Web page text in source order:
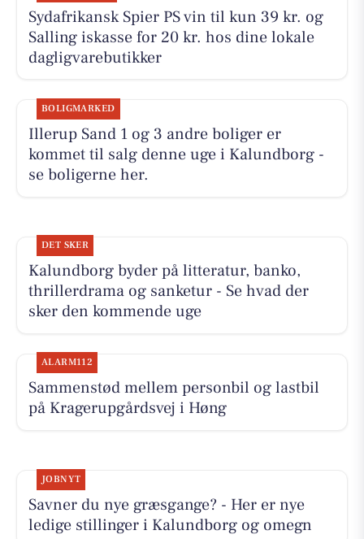
Sydafrikansk Spier PS vin til kun 39 kr. og
Salling iskasse for 20 kr. hos dine lokale
dagligvarebutikker
BOLIGMARKED
Illerup Sand 1 og 3 andre boliger er
kommet til salg denne uge i Kalundborg -
se boligerne her.
DET SKER
Kalundborg byder på litteratur, banko,
thrillerdrama og sanketur - Se hvad der
sker den kommende uge
ALARM112
Sammenstød mellem personbil og lastbil
på Kragerupgårdsvej i Høng
JOBNYT
Savner du nye græsgange? - Her er nye
ledige stillinger i Kalundborg og omegn